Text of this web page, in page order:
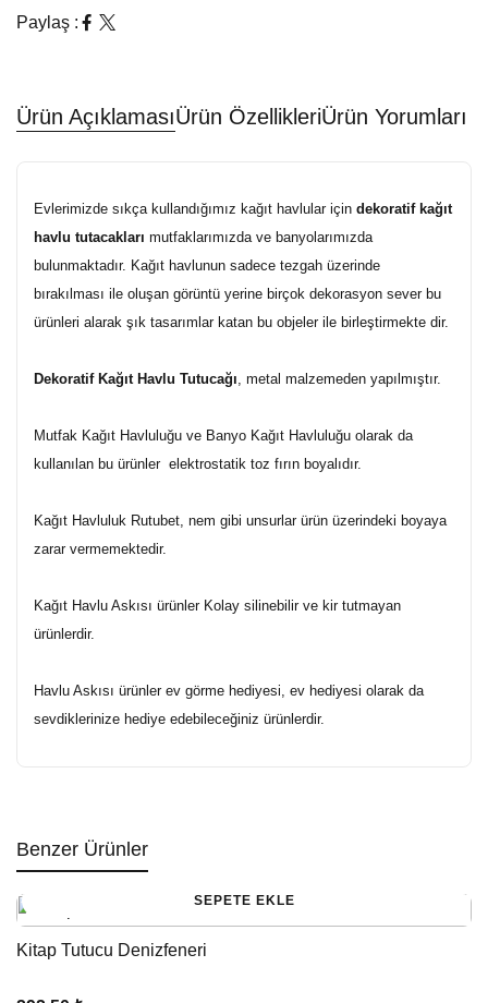
Paylaş :
Ürün AçıklamasıÜrün ÖzellikleriÜrün Yorumları
Evlerimizde sıkça kullandığımız kağıt havlular için dekoratif kağıt
havlu tutacakları mutfaklarımızda ve banyolarımızda
bulunmaktadır. Kağıt havlunun sadece tezgah üzerinde
bırakılması ile oluşan görüntü yerine birçok dekorasyon sever bu
ürünleri alarak şık tasarımlar katan bu objeler ile birleştirmekte dir.
Dekoratif Kağıt Havlu Tutucağı , metal malzemeden yapılmıştır.
Mutfak Kağıt Havluluğu ve Banyo Kağıt Havluluğu olarak da
kullanılan bu ürünler elektrostatik toz fırın boyalıdır.
Kağıt Havluluk Rutubet, nem gibi unsurlar ürün üzerindeki boyaya
zarar vermemektedir.
Kağıt Havlu Askısı ürünler Kolay silinebilir ve kir tutmayan
ürünlerdir.
Havlu Askısı ürünler ev görme hediyesi, ev hediyesi olarak da
sevdiklerinize hediye edebileceğiniz ürünlerdir.
Benzer Ürünler
SEPETE EKLE
Kitap Tutucu Denizfeneri